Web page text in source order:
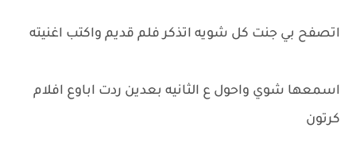
اتصفح بي جنت كل شويه اتذكر فلم قديم واكتب اغنيته
اسمعها شوي واحول ع الثانيه بعدين ردت اباوع افلام
كرتون